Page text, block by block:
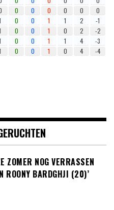
0 0 0 0 0
0
0 0 1 1 2
-1
0 0 1 0 2
-2
0 0 1 1 4
-3
0 0 1 0 4
-4
ZOMER NOG VERRASSEN
ROONY BARDGHJI (20)’